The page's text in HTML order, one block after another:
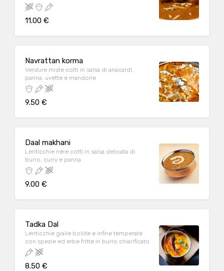
11.00 €
Navrattan korma
Verdure miste cotti in salsa di anacardi,
panna, uvette e mandorle
9.50 €
Daal makhani
Lenticchie nere cotti in salsa delicata di
burro, curry e panna
9.00 €
Tadka Dal
Lenticchie gialle bollite e infine temperate
con spezie ed erbe fritte in burro chiarificato
8.50 €